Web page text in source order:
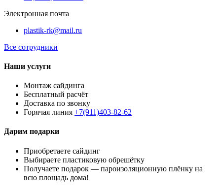
Электронная почта
plastik-rk@mail.ru
Все сотрудники
Наши услуги
Монтаж сайдинга
Бесплатный расчёт
Доставка по звонку
Горячая линия +7(911)403-82-62
Дарим подарки
Приобретаете сайдинг
Выбираете пластиковую обрешётку
Получаете подарок — пароизоляционную плёнку на
всю площадь дома!